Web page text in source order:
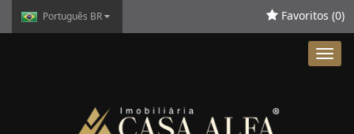
Português BR Favoritos (0)